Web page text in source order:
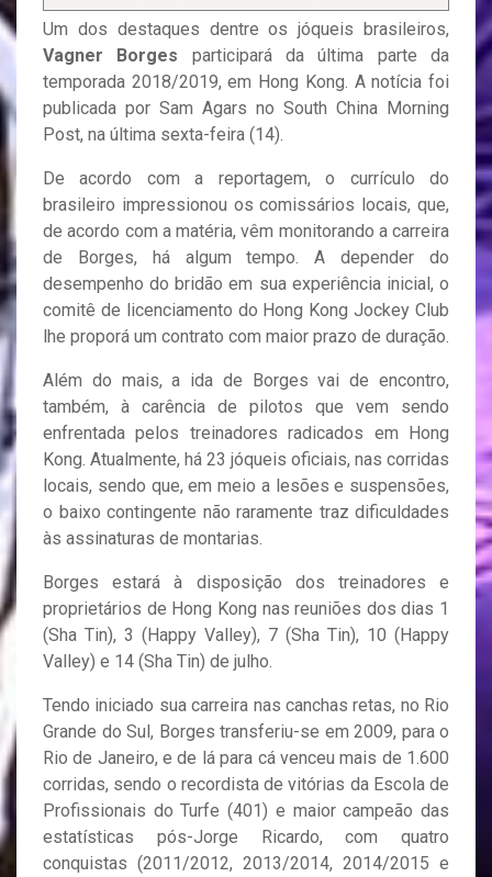
Um dos destaques dentre os jóqueis brasileiros,
Vagner Borges participará da última parte da
temporada 2018/2019, em Hong Kong. A notícia foi
publicada por Sam Agars no South China Morning
Post, na última sexta-feira (14).
De acordo com a reportagem, o currículo do
brasileiro impressionou os comissários locais, que,
de acordo com a matéria, vêm monitorando a carreira
de Borges, há algum tempo. A depender do
desempenho do bridão em sua experiência inicial, o
comitê de licenciamento do Hong Kong Jockey Club
lhe proporá um contrato com maior prazo de duração.
Além do mais, a ida de Borges vai de encontro,
também, à carência de pilotos que vem sendo
enfrentada pelos treinadores radicados em Hong
Kong. Atualmente, há 23 jóqueis oficiais, nas corridas
locais, sendo que, em meio a lesões e suspensões,
o baixo contingente não raramente traz dificuldades
às assinaturas de montarias.
Borges estará à disposição dos treinadores e
proprietários de Hong Kong nas reuniões dos dias 1
(Sha Tin), 3 (Happy Valley), 7 (Sha Tin), 10 (Happy
Valley) e 14 (Sha Tin) de julho.
Tendo iniciado sua carreira nas canchas retas, no Rio
Grande do Sul, Borges transferiu-se em 2009, para o
Rio de Janeiro, e de lá para cá venceu mais de 1.600
corridas, sendo o recordista de vitórias da Escola de
Profissionais do Turfe (401) e maior campeão das
estatísticas pós-Jorge Ricardo, com quatro
conquistas (2011/2012, 2013/2014, 2014/2015 e